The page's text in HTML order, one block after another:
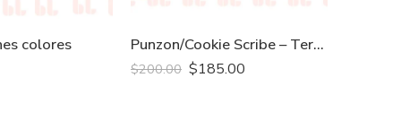
colores Punzon/Cookie Scribe – Termo claro
$200.00 $185.00